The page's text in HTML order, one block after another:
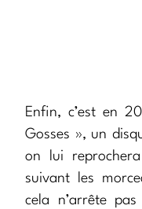
Enfin, c’est en
Gosses », un
on lui
suivant les
cela n’arrête